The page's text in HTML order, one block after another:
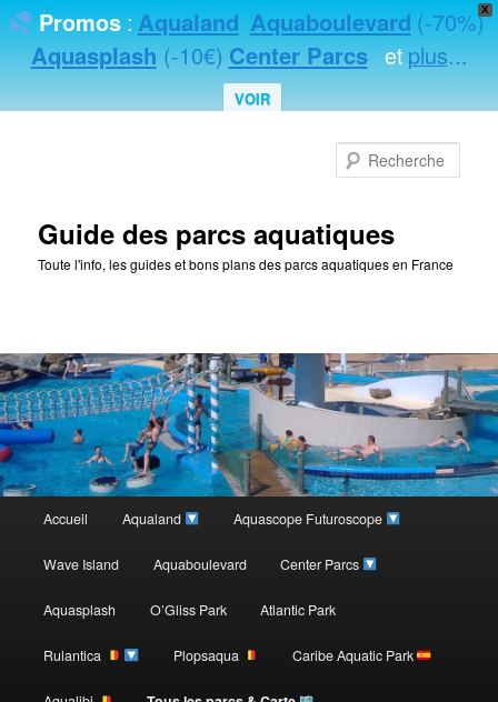
X
Promos:Aqualand Aquaboulevard(-70%)
Aquasplash (-10€)Center Parcsetplus...
VOIR
Guide des parcs aquatiques
Toute l'info, les guides et bons plans des parcs aquatiques en France
Menu
Aller
contenu
Accueil Aqualand Aquascope Futuroscope
Wave Island Aquaboulevard Center Parcs
Aquasplash O’Gliss Park Atlantic Park
Rulantica Plopsaqua Caribe Aquatic Park